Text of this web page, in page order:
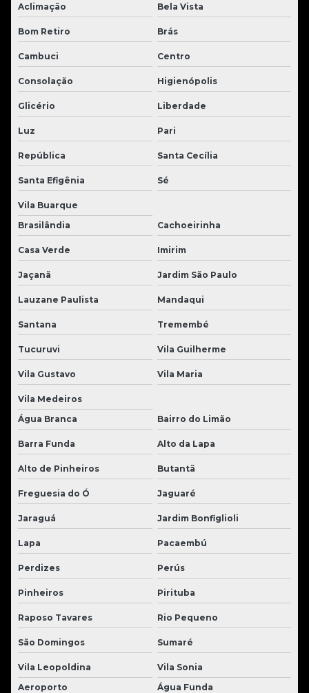
Aclimação Bela Vista
Bom Retiro Brás
Cambuci Centro
Consolação Higienópolis
Glicério Liberdade
Luz Pari
República Santa Cecília
Santa Efigênia Sé
Vila Buarque
Brasilândia
Cachoeirinha
Casa Verde Imirim
Jaçanã Jardim São Paulo
Lauzane Paulista Mandaqui
Santana Tremembé
Tucuruvi Vila Guilherme
Vila Gustavo Vila Maria
Vila Medeiros
Água Branca
Bairro do Limão
Barra Funda Alto da Lapa
Alto de Pinheiros Butantã
Freguesia do Ó Jaguaré
Jaraguá Jardim Bonfiglioli
Lapa Pacaembú
Perdizes Perús
Pinheiros Pirituba
Raposo Tavares Rio Pequeno
São Domingos Sumaré
Vila Leopoldina
Vila Sonia
Aeroporto
Água Funda